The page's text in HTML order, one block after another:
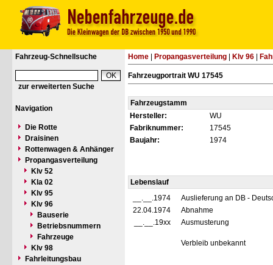
Fahrzeug-Schnellsuche
zur erweiterten Suche
Navigation
Die Rotte
Draisinen
Rottenwagen & Anhänger
Propangasverteilung
Klv 52
Kla 02
Klv 95
Klv 96
Bauserie
Betriebsnummern
Fahrzeuge
Klv 98
Fahrleitungsbau
Home Propangasverteilung Klv 96
Fahrzeugportrait WU 17545
Fahrzeugstamm
Hersteller:
WU
Fabriknummer:
17545
Baujahr:
1974
Lebenslauf
__.__.1974
Auslieferung an DB -
22.04.1974
Abnahme
__.__.19xx
Ausmusterung
Verbleib unbekannt